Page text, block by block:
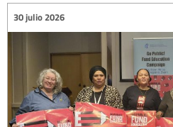
30 julio 2026